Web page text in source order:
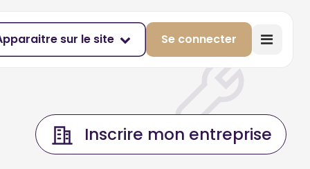
sur le site Se connecter
Inscrire mon entreprise